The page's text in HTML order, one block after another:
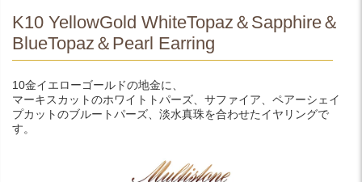
K10 YellowGold WhiteTopaz＆Sapphire＆
BlueTopaz＆Pearl Earring
10金イエローゴールドの地金に、
マーキスカットのホワイトトパーズ、サファイア、ペアーシェイ
プカットのブルートパーズ、淡水真珠を合わせたイヤリングで
す。